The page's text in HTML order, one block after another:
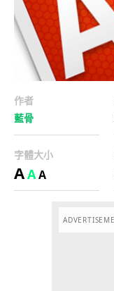
作者
藍骨
字體大小
AAA